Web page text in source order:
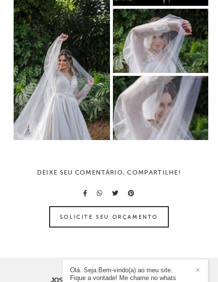
DEIXE SEU COMENTÁRIO, COMPARTILHE!
SOLICITE SEU ORÇAMENTO
JOSUÉ REIS FOTOGRAFIA/CONTATO
✕
Olá. Seja Bem-vindo(a) ao meu site.
Fique a vontade! Me chame no whats